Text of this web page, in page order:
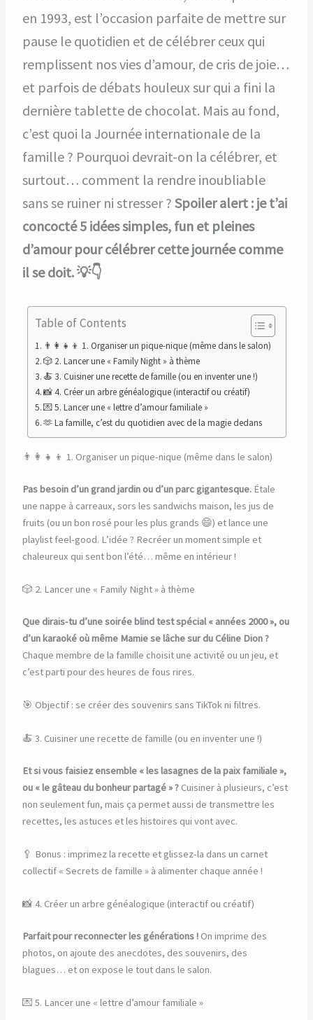
en 1993, est l’occasion parfaite de mettre sur
pause le quotidien et de célébrer ceux qui
remplissent nos vies d’amour, de cris de joie…
et parfois de débats houleux sur qui a fini la
dernière tablette de chocolat. Mais au fond,
c’est quoi la Journée internationale de la
famille ? Pourquoi devrait-on la célébrer, et
surtout… comment la rendre inoubliable
sans se ruiner ni stresser ? Spoiler alert : je t’ai
concocté 5 idées simples, fun et pleines
d’amour pour célébrer cette journée comme
il se doit. 💡👇
Table of Contents
👨‍👩‍👧‍👦 1. Organiser un pique-nique (même dans le salon)
🎲 2. Lancer une « Family Night » à thème
🍝 3. Cuisiner une recette de famille (ou en inventer une !)
📸 4. Créer un arbre généalogique (interactif ou créatif)
💌 5. Lancer une « lettre d’amour familiale »
🫶 La famille, c’est du quotidien avec de la magie dedans
👨‍👩‍👧‍👦 1. Organiser un pique-nique (même dans le salon)
Pas besoin d’un grand jardin ou d’un parc gigantesque.Étale
une nappe à carreaux, sors les sandwichs maison, les jus de
fruits (ou un bon rosé pour les plus grands 😄) et lance une
playlist feel-good. L’idée ? Recréer un moment simple et
chaleureux qui sent bon l’été… même en intérieur !
🎲 2. Lancer une « Family Night » à thème
Que dirais-tu d’une soirée blind test spécial « années 2000 », ou
d’un karaoké où même Mamie se lâche sur du Céline Dion ?
Chaque membre de la famille choisit une activité ou un jeu, et
c’est parti pour des heures de fous rires.
🎯 Objectif : se créer des souvenirs sans TikTok ni filtres.
🍝 3. Cuisiner une recette de famille (ou en inventer une !)
Et si vous faisiez ensemble « les lasagnes de la paix familiale »,
ou « le gâteau du bonheur partagé » ? Cuisiner à plusieurs, c’est
non seulement fun, mais ça permet aussi de transmettre les
recettes, les astuces et les histoires qui vont avec.
🥄 Bonus : imprimez la recette et glissez-la dans un carnet
collectif « Secrets de famille » à alimenter chaque année !
📸 4. Créer un arbre généalogique (interactif ou créatif)
Parfait pour reconnecter les générations !On imprime des
photos, on ajoute des anecdotes, des souvenirs, des
blagues… et on expose le tout dans le salon.
💌 5. Lancer une « lettre d’amour familiale »